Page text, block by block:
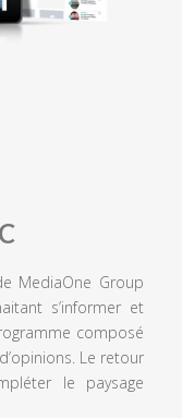
MediaOne Group
s’informer et
composé
Le retour
le paysage